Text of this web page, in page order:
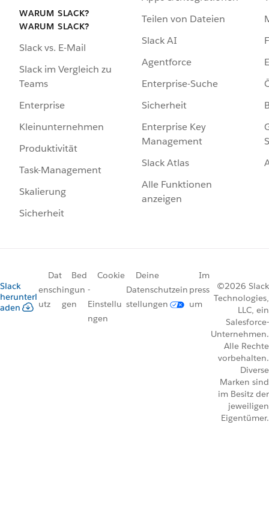
WARUM SLACK?
WARUM SLACK?
Slack vs. E-Mail
Slack im Vergleich zu
Teams
Enterprise
Kleinunternehmen
Produktivität
Task-Management
Skalierung
Sicherheit
Teilen von Dateien
Slack AI
Agentforce
Enterprise-Suche
Sicherheit
Enterprise Key
Management
Slack Atlas
Alle Funktionen
anzeigen
Slack
herunterl
aden
Dat
ensch
utz
Bed
ingun
gen
Cookie
-
Einstellu
ngen
Deine
Datenschutzein
stellungen
Im
press
um
©2026 Slack
Technologies,
LLC, ein
Salesforce-
Unternehmen.
Alle Rechte
vorbehalten.
Diverse
Marken sind
im Besitz der
jeweiligen
Eigentümer.